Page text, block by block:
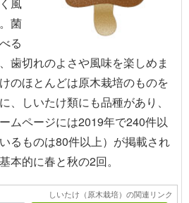
風
菌
る
歯切れのよさや風味を楽しめま
のほとんどは原木栽培のものを
、しいたけ類にも品種があり、
ムページには2019年で240件以
るものは80件以上）が掲載され
本的に春と秋の2回。
しいたけ（原木栽培）の関連リンク